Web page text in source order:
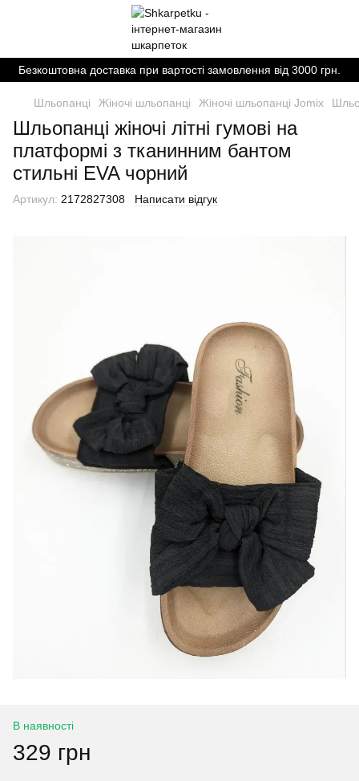
Безкоштовна доставка при вартості замовлення від 3000 грн.
Шльопанці Жіночі шльопанці Жіночі шльопанці Jomix
Шльопанці жіночі літні гумові на
платформі з тканинним бантом
стильні EVA чорний
Артикул: 2172827308 Написати відгук
В наявності
329 грн